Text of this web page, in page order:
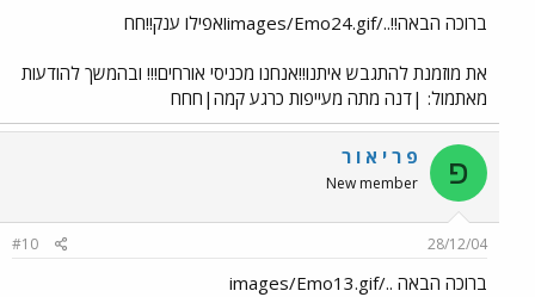
ברוכה הבאה!!../images/Emo24.gifואפילו ענק!!חח
את מוזמנת להתגבש איתנו!!אנחנו מכניסי אורחים!!! ובהמשך להודעות
מאתמול: |דנה מתה מעייפות כרגע קמה|חחח
פ פ ר י א ו ר
New member
28/12/04
#10
ברוכה הבאה ../images/Emo13.gif